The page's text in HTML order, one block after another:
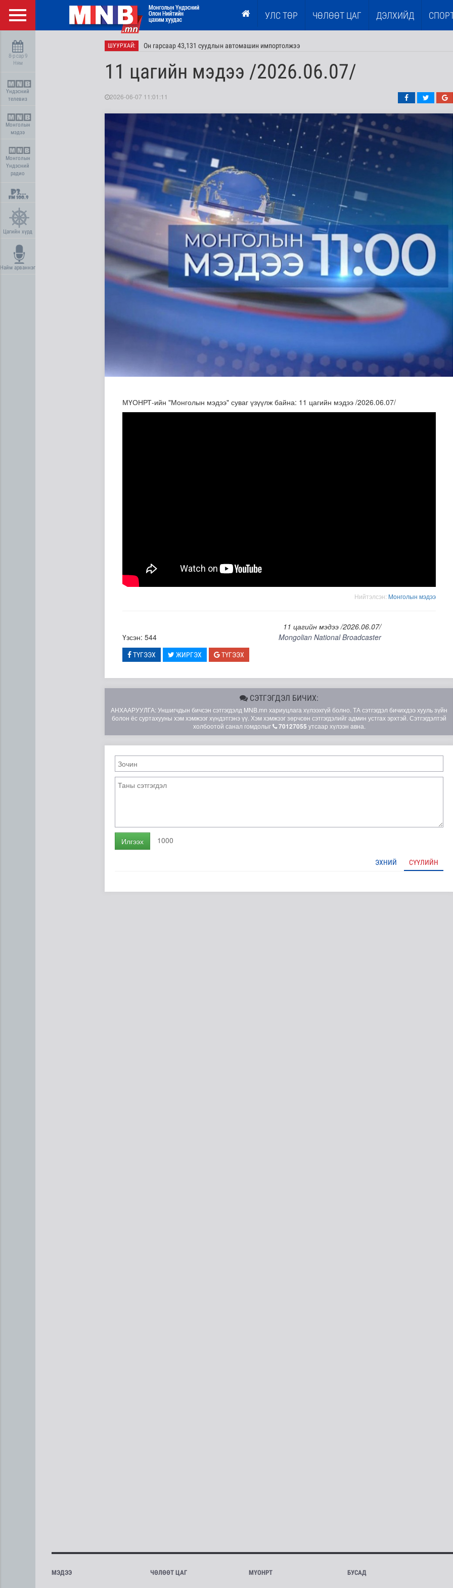
УЛС ТӨР ЧӨЛӨӨТ ЦАГ ДЭЛХИЙД
8-р сар 9
Ням
Үндэсний
телевиз
Монголын
мэдээ
Монголын
Үндэсний
радио
Цагийн хүрд
Найм арваннэг
ШУУРХАЙ: Он гарсаар 43,131 суудлын автомашин импортолжээ
11 цагийн мэдээ /2026.06.07/
2026-06-07 11:01:11
МҮОНРТ-ийн "Монголын мэдээ" суваг үзүүлж байна: 11 цагийн мэдээ /2026.06.07/
Нийтэлсэн: Moнголын мэдээ
11 цагийн мэдээ /2026.06.07/
Үзсэн: 544
Mongolian National Broadcaster
ТҮГЭЭХ ЖИРГЭХ ТҮГЭЭХ
СЭТГЭГДЭЛ БИЧИХ:
АНХААРУУЛГА: Уншигчдын бичсэн сэтгэгдэлд MNB.mn хариуцлага хүлээхгүй болно. ТА сэтгэгдэл бичихдээ хууль зүйн
болон ёс суртахууны хэм хэмжээг хүндэтгэнэ үү. Хэм хэмжээг зөрчсөн сэтгэгдэлийг админ устгах эрхтэй. Сэтгэгдэлтэй
холбоотой санал гомдолыг
70127055 утсаар хүлээн авна.
Илгээх 1000
ЭХНИЙ СҮҮЛИЙН
МЭДЭЭ ЧӨЛӨӨТ ЦАГ МҮОНРТ БУСАД